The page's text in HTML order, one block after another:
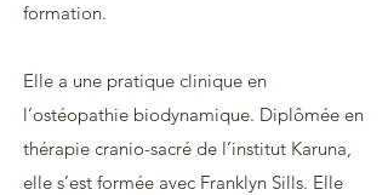
formation.
Elle a une pratique clinique en
l’ostéopathie biodynamique. Diplômée en
thérapie cranio-sacré de l’institut Karuna,
elle s’est formée avec Franklyn Sills. Elle